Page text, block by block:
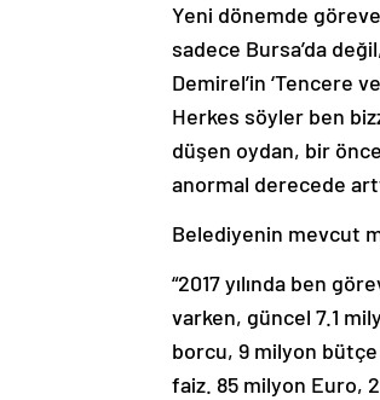
Yeni dönemde
sadece Bursa’da
Demirel’in ‘Tencere
Herkes söyler ben
düşen oydan, bir
anormal derecede
Belediyenin mevcut
“2017 yılında ben
varken, güncel 7.1
borcu, 9 milyon
faiz. 85 milyon Euro,